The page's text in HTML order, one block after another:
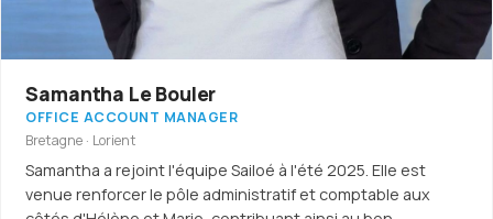
Samantha Le Bouler
OFFICE ACCOUNT MANAGER
Bretagne · Lorient
Samantha a rejoint l'équipe Sailoé à l'été 2025. Elle est
venue renforcer le pôle administratif et comptable aux